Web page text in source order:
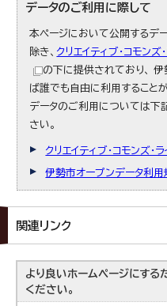
データのご利用に際して
本ページにおいて公開するデ
除き、 クリエイティブ・コモン
の下に提供されており、
ば誰でも自由に利用すること
データのご利用については下
さい。
クリエイティブ・コモンズ・
伊勢市オープンデータ利用
関連リンク
より良いホームページにする
ください。